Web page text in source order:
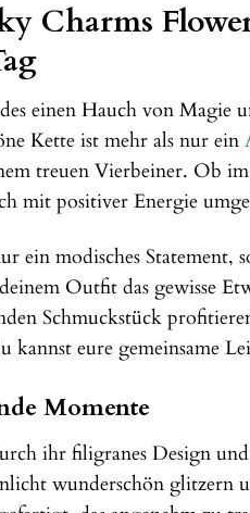
Charms
einen Hauch von Magie
Kette ist mehr als nur ein
treuen Vierbeiner. Ob
mit positiver Energie
ein modisches Statement,
Outfit das gewisse
Schmuckstück
eure gemeinsame
Momente
ihr filigranes Design
wunderschön glitzern